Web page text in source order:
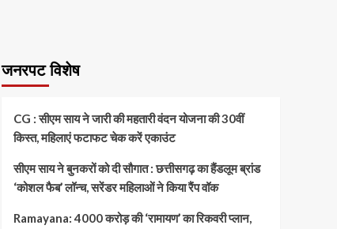
जनरपट विशेष
CG : सीएम साय ने जारी की महतारी वंदन योजना की 30वीं
किस्त, महिलाएं फटाफट चेक करें एकाउंट
सीएम साय ने बुनकरों को दी सौगात : छत्तीसगढ़ का हैंडलूम ब्रांड
‘कोशल फैब’ लॉन्च, सरेंडर महिलाओं ने किया रैंप वॉक
Ramayana: 4000 करोड़ की ‘रामायण’ का रिकवरी प्लान,